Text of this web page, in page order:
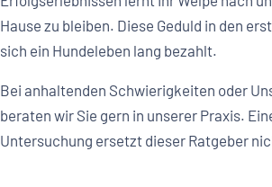
Hause zu bleiben. Diese Geduld in den
sich ein Hundeleben lang bezahlt.
Bei anhaltenden Schwierigkeiten oder
beraten wir Sie gern in unserer Praxis.
Untersuchung ersetzt dieser Ratgeber